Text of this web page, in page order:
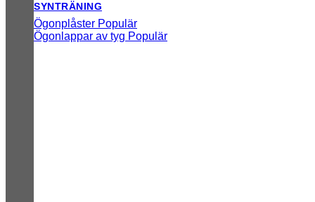
SYNTRÄNING
Ögonplåster
Ögonlappar av tyg